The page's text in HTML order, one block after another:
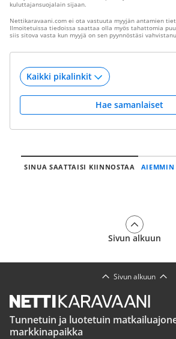
kuluttajansuojalain sijaan.
Nettikaravaani.com ei ota vastuuta myyjän antamien
Ilmoitetuissa tiedoissa saattaa olla myös tahattomia
siis sitova vasta kun myyjä on sen pyynnöstäsi
Hae samanlaiset
SINUA SAATTAISI KIINNOSTAA AIEMMIN
Sivun alkuun
Sivun alkuun
Tunnetuin ja luotetuin
markkinapaikka